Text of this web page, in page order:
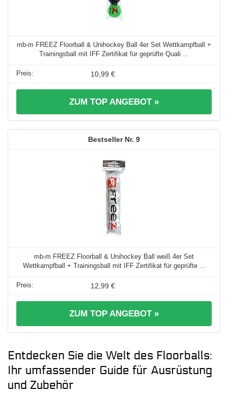
mb-m FREEZ Floorball & Unihockey Ball 4er Set Wettkampfball +
Trainingsball mit IFF Zertifikat für geprüfte Quali ...
10,99 €
ZUM TOP ANGEBOT »
9
mb-m FREEZ Floorball & Unihockey Ball weiß 4er Set
Wettkampfball + Trainingsball mit IFF Zertifikat für geprüfte ...
12,99 €
ZUM TOP ANGEBOT »
Entdecken Sie die Welt des Floorballs:
Ihr umfassender Guide für Ausrüstung
und Zubehör